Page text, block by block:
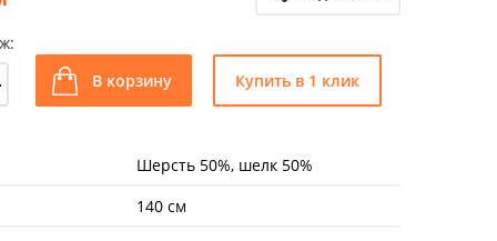
В корзину Купить в 1 клик
Шерсть 50%, шелк 50%
140 см